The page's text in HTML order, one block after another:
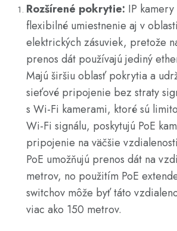
Rozšírené pokrytie: IP kamery
flexibilné umiestnenie aj v
elektrických zásuviek, pretože
prenos dát používajú jediný
Majú širšiu oblasť pokrytia a
sieťové pripojenie bez straty
s Wi-Fi kamerami, ktoré sú
Wi-Fi signálu, poskytujú PoE
pripojenie na väčšie
PoE umožňujú prenos dát na
metrov, no použitím PoE
switchov môže byť táto
viac ako 150 metrov.